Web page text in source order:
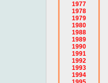
1977
1978
1979
1980
1988
1989
1990
1991
1992
1993
1994